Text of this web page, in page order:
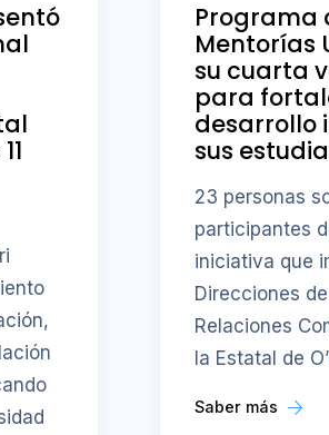
Programa
Mentorías
su cuarta
para
desarrollo
sus
23 personas
participantes
iniciativa que
Direcciones
Relaciones
la Estatal de
Saber más